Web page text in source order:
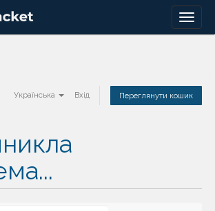
Menu
Українська Вхід Переглянути кошик